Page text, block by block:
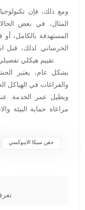
ومع ذلك، فإن
المثال، في بعض
المستهدفة بالكامل،
الخرساني. لذلك، قبل
تقييم هيكلي تفصيلي وتصميم لتحديد حل الإصلاح الأكثر ملاءمة.
بشكل عام، يعتبر
والفراغات في الهياكل
ويطيل عمر الخدمة.
مراعاة حماية البيئة
حقن سيكا الايبوكسي